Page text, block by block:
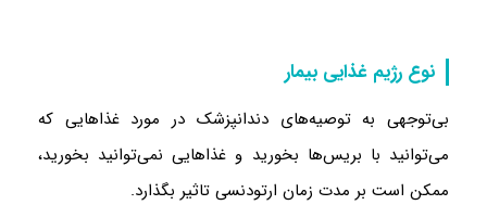
نوع رژیم غذایی بیمار
بی‌توجهی به توصیه‌های دندانپزشک در مورد غذاهایی که
می‌توانید با بریس‌ها بخورید و غذاهایی نمی‌توانید بخورید،
ممکن است بر مدت زمان ارتودنسی تاثیر بگذارد.